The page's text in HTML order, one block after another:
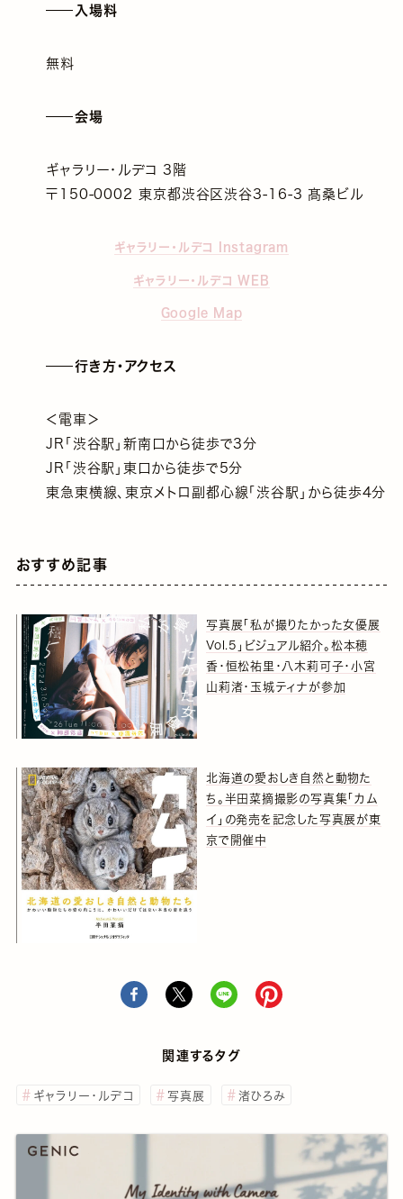
入場料
無料
会場
ギャラリー・ルデコ 3階
〒150-0002 東京都渋谷区渋谷3-16-3 髙桑ビル
ギャラリー・ルデコ Instagram
ギャラリー・ルデコ WEB
Google Map
行き方・アクセス
＜電車＞
JR「渋谷駅」新南口から徒歩で3分
JR「渋谷駅」東口から徒歩で5分
東急東横線、東京メトロ副都心線「渋谷駅」から徒歩4分
おすすめ記事
写真展「私が撮りたかった女優展
Vol.5」ビジュアル紹介。松本穂
香・恒松祐里・八木莉可子・小宮
山莉渚・玉城ティナが参加
北海道の愛おしき自然と動物た
ち。半田菜摘撮影の写真集「カム
イ」の発売を記念した写真展が東
京で開催中
関連するタグ
ギャラリー・ルデコ 写真展 渚ひろみ